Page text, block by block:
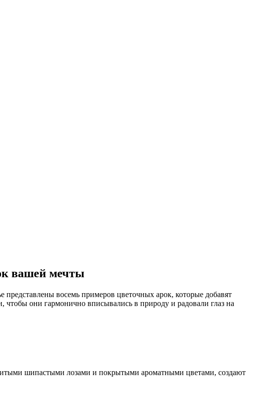
вашей мечты
восемь примеров цветочных арок, которые добавят
они гармонично вписывались в природу и радовали глаз на
шипастыми лозами и покрытыми ароматными цветами, создают